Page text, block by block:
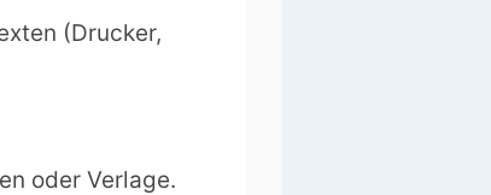
(Drucker,
oder Verlage.